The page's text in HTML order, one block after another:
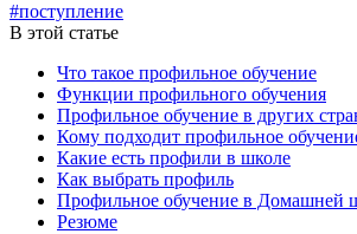
#поступление
В этой статье
Что такое профильное обучение
Функции профильного обучения
Профильное обучение в других
Кому подходит профильное
Какие есть профили в школе
Как выбрать профиль
Профильное обучение в Домашней
Резюме